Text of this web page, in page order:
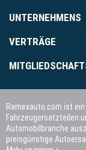
UNTERNEHMENS
VERTRÄGE
Ramexauto.com ist
Fahrzeugersatzteilen
Automobilbranche
preisgünstige